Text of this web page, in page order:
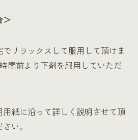
＞
リラックスして服用して頂けま
間前より下剤を服用していただ
紙に沿って詳しく説明させて頂
い。